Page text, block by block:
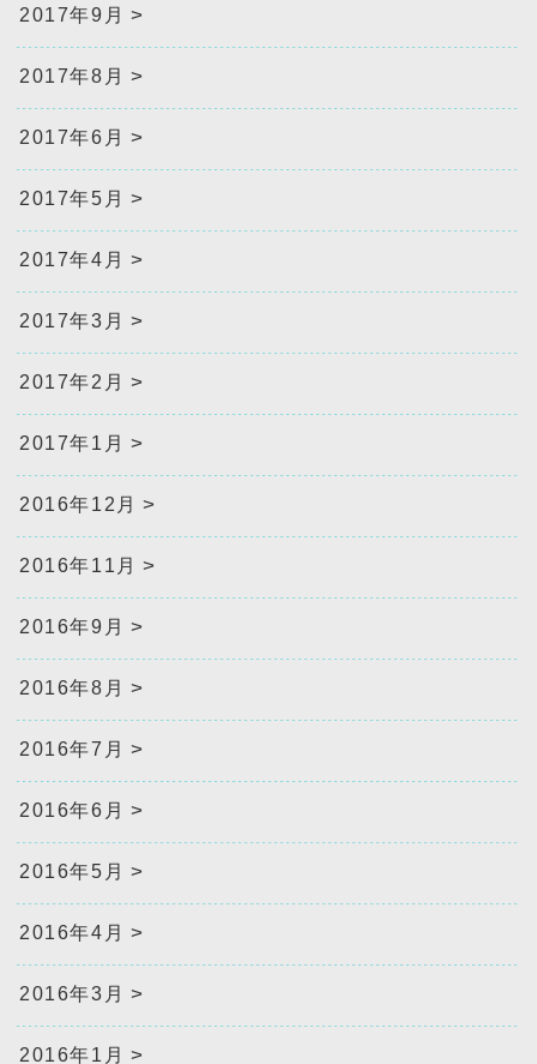
2017年9月
2017年8月
2017年6月
2017年5月
2017年4月
2017年3月
2017年2月
2017年1月
2016年12月
2016年11月
2016年9月
2016年8月
2016年7月
2016年6月
2016年5月
2016年4月
2016年3月
2016年1月